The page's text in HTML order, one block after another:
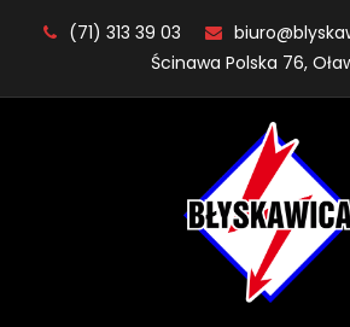
(71) 313 39 03
Ścinawa Polska 76,